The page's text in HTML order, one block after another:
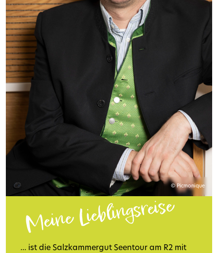
© Picmonique
Meine Lieblingsreise
... ist die Salzkammergut Seentour am R2 mit